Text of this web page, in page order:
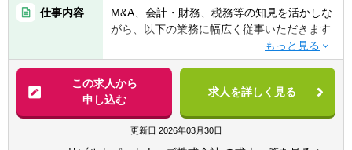
手を挙げれば投資業務やマネジメントキャリ
アにも挑戦できるなど、アドバイザーの域を
超えた更なるキャリアアップも可能◎
■業界トップクラスの業務の幅広さ
- メンバーの希望やキャリアに合わせて、
M&AからIPO支援・経理支援に至るまで幅広
い業務に関与可能
- 関与できる業務の幅広さはトップクラスで
【歓迎要件】
■コンサルティングファーム/FASでの実務経
験2年以上
■監査法人、事業会社での経理・財務
※コンサル未経験であっても、将来的な独立
を見据えて業務経験を幅広く積みたい方も歓
仕事内容
M&A、会計・財務、税務等の知見を活かしな
がら、以下の業務に幅広く従事いただきます
■M&Aアドバイザリー
- ファイナンシャルアドバイザリー
- デューデリジェンス（財務・税務DD、ビジ
- バリュエーション（株式価値算定、投資採
算分析、PPA等）
この求人から
申し込む
求人を詳しく見る
更新日 2026年03月30日